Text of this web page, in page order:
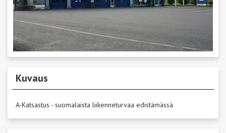
Kuvaus
A-Katsastus - suomalaista liikenneturvaa edistämässä